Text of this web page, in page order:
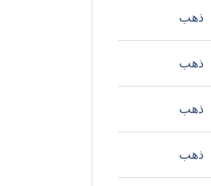
ذهب
ذهب
ذهب
ذهب